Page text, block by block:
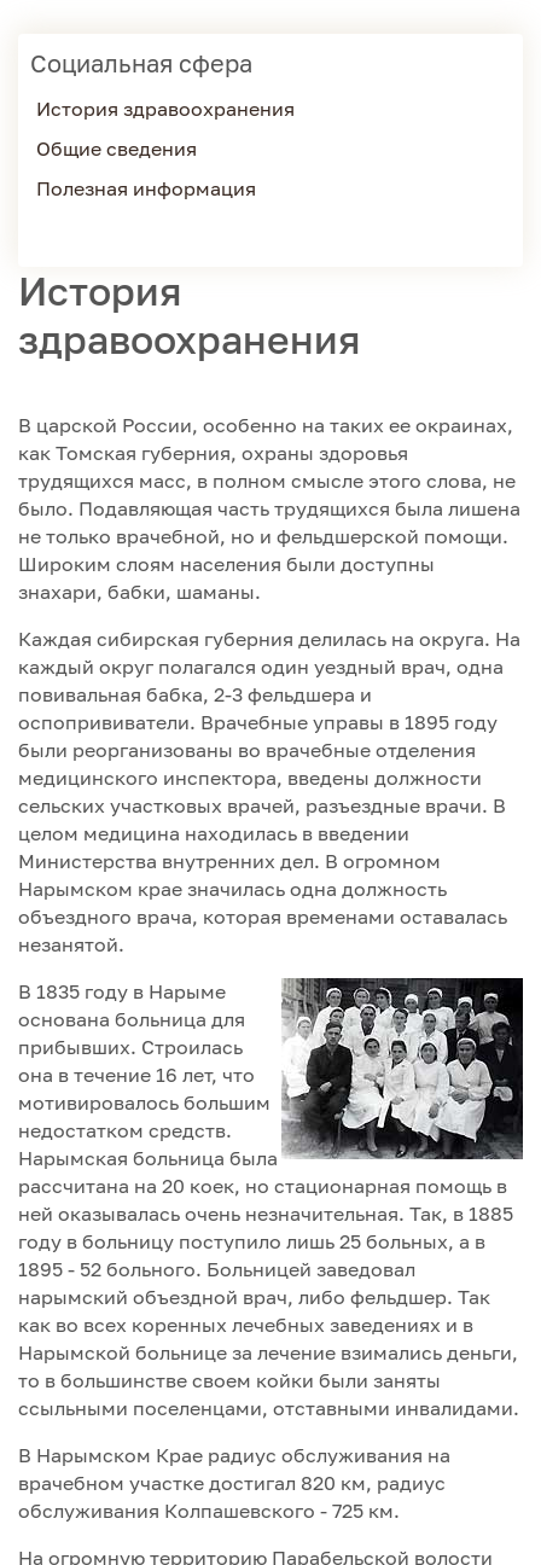
Социальная сфера
История здравоохранения
Общие сведения
Полезная информация
История
здравоохранения
В царской России, особенно на таких ее окраинах,
как Томская губерния, охраны здоровья
трудящихся масс, в полном смысле этого слова, не
было. Подавляющая часть трудящихся была лишена
не только врачебной, но и фельдшерской помощи.
Широким слоям населения были доступны
знахари, бабки, шаманы.
Каждая сибирская губерния делилась на округа. На
каждый округ полагался один уездный врач, одна
повивальная бабка, 2-3 фельдшера и
оспопрививатели. Врачебные управы в 1895 году
были реорганизованы во врачебные отделения
медицинского инспектора, введены должности
сельских участковых врачей, разъездные врачи. В
целом медицина находилась в введении
Министерства внутренних дел. В огромном
Нарымском крае значилась одна должность
объездного врача, которая временами оставалась
незанятой.
В 1835 году в Нарыме
основана больница для
прибывших. Строилась
она в течение 16 лет, что
мотивировалось большим
недостатком средств.
Нарымская больница была
рассчитана на 20 коек, но стационарная помощь в
ней оказывалась очень незначительная. Так, в 1885
году в больницу поступило лишь 25 больных, а в
1895 - 52 больного. Больницей заведовал
нарымский объездной врач, либо фельдшер. Так
как во всех коренных лечебных заведениях и в
Нарымской больнице за лечение взимались деньги,
то в большинстве своем койки были заняты
ссыльными поселенцами, отставными инвалидами.
В Нарымском Крае радиус обслуживания на
врачебном участке достигал 820 км, радиус
обслуживания Колпашевского - 725 км.
На огромную территорию Парабельской волости